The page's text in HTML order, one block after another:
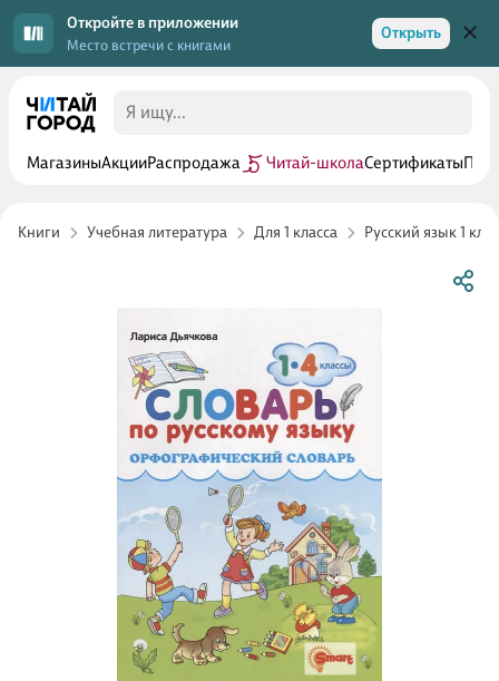
Откройте в приложении
Место встречи с книгами
Открыть
МагазиныАкцииРаспродажа Читай-школаСертификаты
Книги Учебная литература Для 1 класса Русский язык 1